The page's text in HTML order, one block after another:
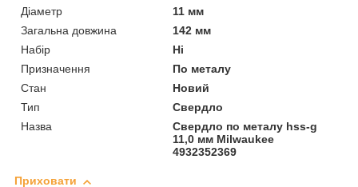
Діаметр
11 мм
Загальна довжина
142 мм
Набір
Ні
Призначення
По металу
Стан
Новий
Тип
Свердло
Назва
Свердло по металу hss-g
11,0 мм Milwaukee
4932352369
Приховати